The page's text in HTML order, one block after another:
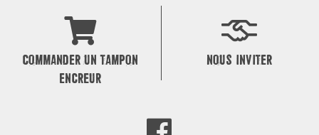
COMMANDER UN TAMPON
ENCREUR
NOUS INVITER